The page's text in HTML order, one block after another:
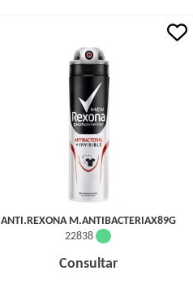
ANTI.REXONA M.ANTIBACTERIAX89G
22838
Consultar